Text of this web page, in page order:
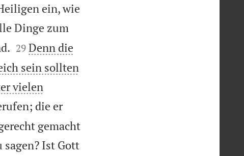
ein, wie
Dinge zum

29 Denn die
sein sollten
vielen
die er
gemacht
Ist Gott